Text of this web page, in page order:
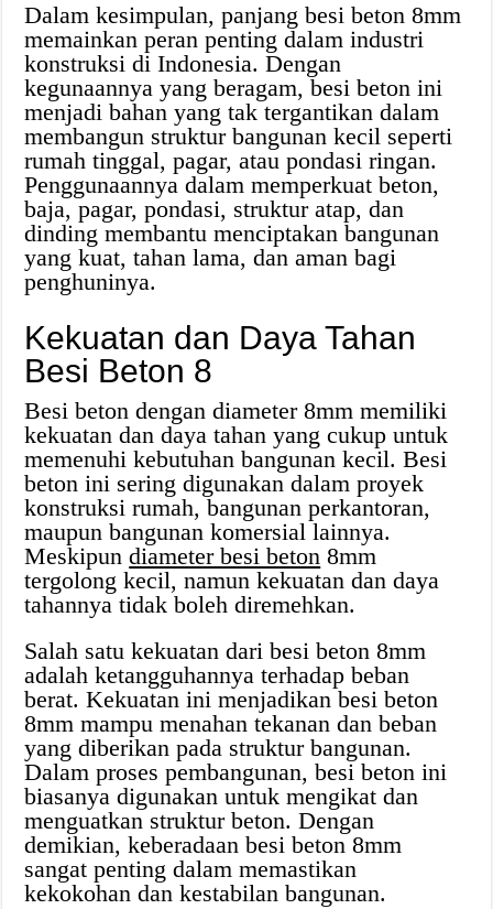
Dalam kesimpulan, panjang besi beton 8mm
memainkan peran penting dalam industri
konstruksi di Indonesia. Dengan
kegunaannya yang beragam, besi beton ini
menjadi bahan yang tak tergantikan dalam
membangun struktur bangunan kecil seperti
rumah tinggal, pagar, atau pondasi ringan.
Penggunaannya dalam memperkuat beton,
baja, pagar, pondasi, struktur atap, dan
dinding membantu menciptakan bangunan
yang kuat, tahan lama, dan aman bagi
penghuninya.
Kekuatan dan Daya Tahan
Besi Beton 8
Besi beton dengan diameter 8mm memiliki
kekuatan dan daya tahan yang cukup untuk
memenuhi kebutuhan bangunan kecil. Besi
beton ini sering digunakan dalam proyek
konstruksi rumah, bangunan perkantoran,
maupun bangunan komersial lainnya.
Meskipundiameter besi beton 8mm
tergolong kecil, namun kekuatan dan daya
tahannya tidak boleh diremehkan.
Salah satu kekuatan dari besi beton 8mm
adalah ketangguhannya terhadap beban
berat. Kekuatan ini menjadikan besi beton
8mm mampu menahan tekanan dan beban
yang diberikan pada struktur bangunan.
Dalam proses pembangunan, besi beton ini
biasanya digunakan untuk mengikat dan
menguatkan struktur beton. Dengan
demikian, keberadaan besi beton 8mm
sangat penting dalam memastikan
kekokohan dan kestabilan bangunan.